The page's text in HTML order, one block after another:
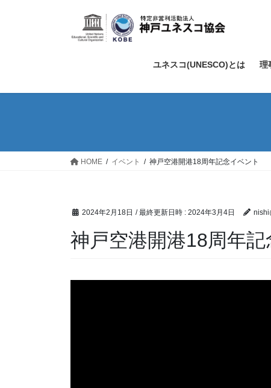
ス
ン
ユネスコ(UNESCO)とは 理
HOME イベント 神戸空港開港18周年記念イベント
2024年2月18日 / 最終更新日時 : 2024年3月4日
神戸空港開港18周年記